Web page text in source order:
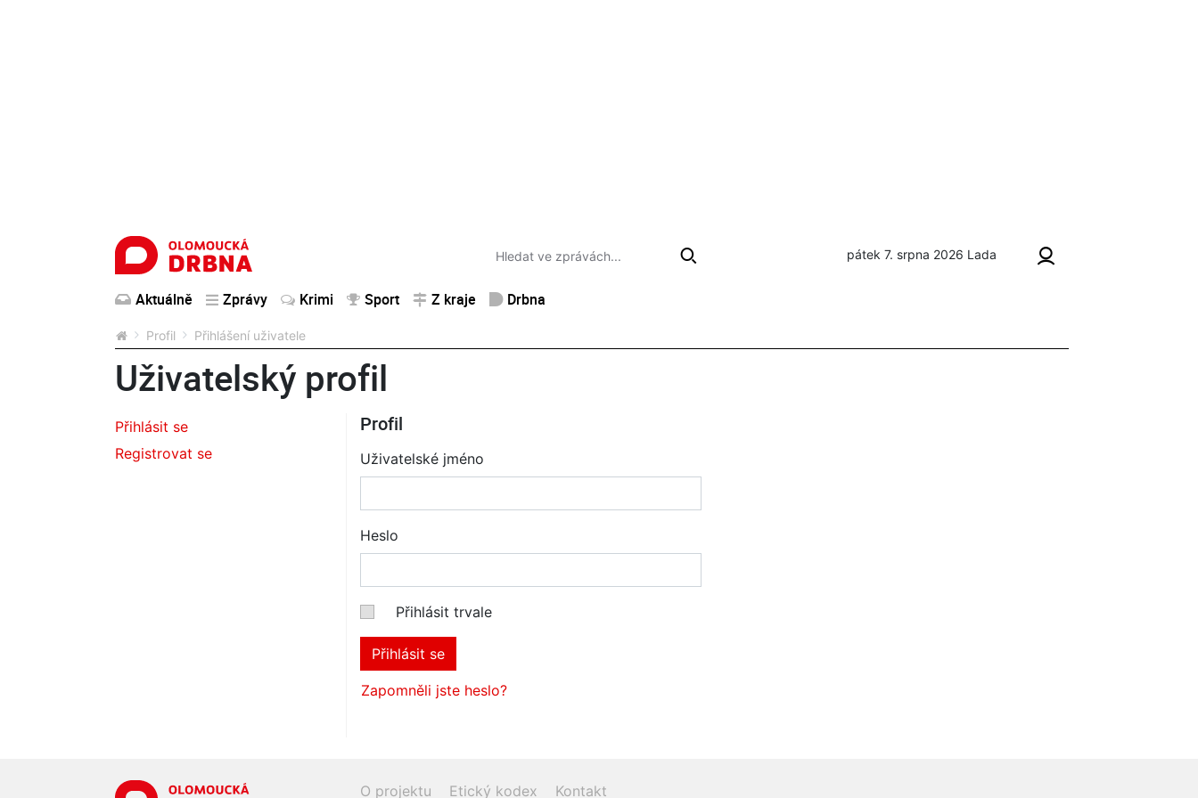
pátek 7. srpna 2026 Lada
Aktuálně Zprávy Krimi Sport Z kraje Drbna
Profil Přihlášení uživatele
Uživatelský profil
Přihlásit se
Registrovat se
Profil
Uživatelské jméno
Heslo
Přihlásit trvale
Přihlásit se
Zapomněli jste heslo?
O projektu Etický kodex Kontakt